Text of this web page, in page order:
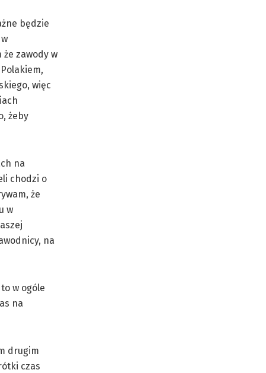
będzie
że zawody w
więc
żeby
na
chodzi o
że
w
na
w ogóle
na
drugim
czas